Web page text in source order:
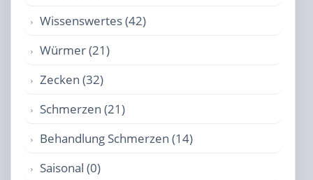
Wissenswertes (42)
Würmer (21)
Zecken (32)
Schmerzen (21)
Behandlung Schmerzen (14)
Saisonal (0)